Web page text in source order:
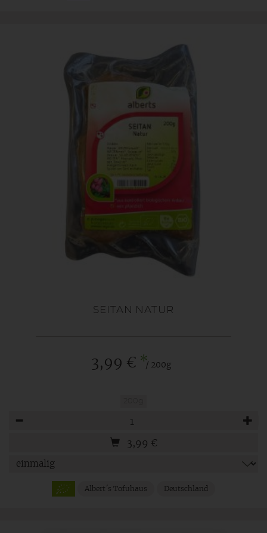
SEITAN NATUR
3,99 € */ 200g
3,99 €
Albert´s Tofuhaus Deutschland